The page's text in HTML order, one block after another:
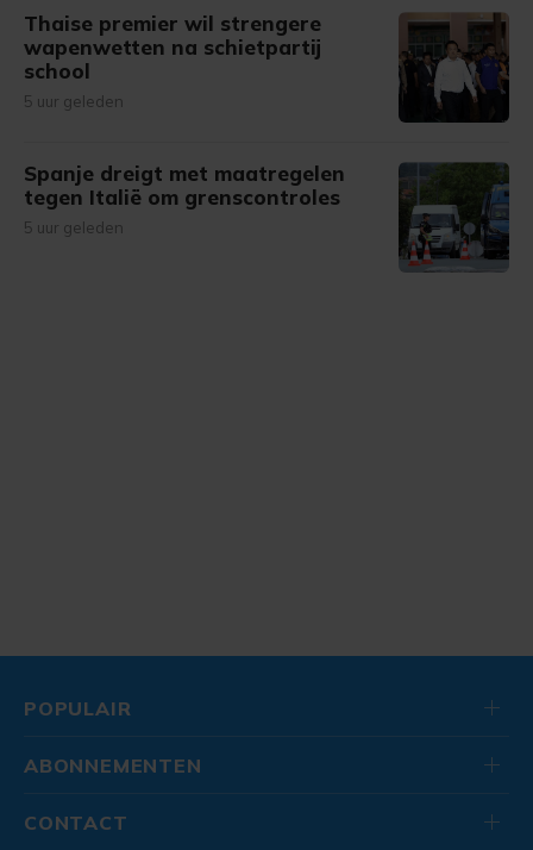
Thaise premier wil strengere
wapenwetten na schietpartij
school
5 uur geleden
Spanje dreigt met maatregelen
tegen Italië om grenscontroles
5 uur geleden
POPULAIR
ABONNEMENTEN
CONTACT